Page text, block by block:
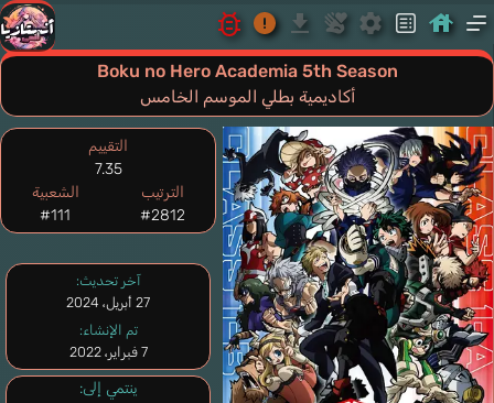
Boku no Hero Academia 5th Season
أكاديمية بطلي الموسم الخامس
آخر تحديث:
27 أبريل، 2024
تم الإنشاء:
7 فبراير، 2022
ينتمي إلى:
التقييم
7.35
الترتيب
#2812
الشعبية
#111